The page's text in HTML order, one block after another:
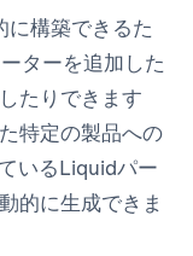
に構築できるた
ターを追加した
たりできます
特定の製品への
いるLiquidパー
的に生成できま